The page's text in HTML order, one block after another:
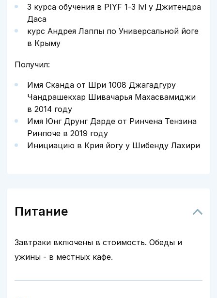
3 курса обучения в PIYF 1-3 lvl у Джитендра
Даса
курс Андрея Лаппы по Универсальной йоге
в Крыму
Получил:
Имя Сканда от Шри 1008 Джагадгуру
Чандрашекхар Шивачарья Махасвамиджи
в 2014 году
Имя Юнг Друнг Дарде от Ринчена Тензина
Ринпоче в 2019 году
Инициацию в Крия йогу у Шибенду Лахири
Питание
Завтраки включены в стоимость. Обеды и
ужины - в местных кафе.